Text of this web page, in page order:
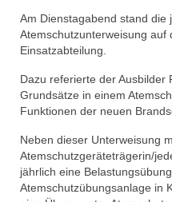
Einsatzstichworte
Jugendfeuerwehr
Infos
Dienstplan
Gründung
25-jähriges
Am Dienstagabend stand die
Atemschutzunterweisung auf
Einsatzabteilung.
Dazu referierte der Ausbilder
Grundsätze in einem
Funktionen der neuen
Neben dieser Unterweisung
Atemschutzgeräteträgerin/
jährlich eine
Atemschutzübungsanlage in